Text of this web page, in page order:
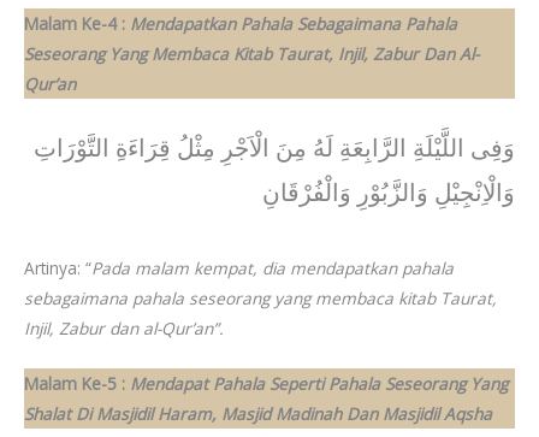
Malam Ke-4 : Mendapatkan Pahala Sebagaimana Pahala
Seseorang Yang Membaca Kitab Taurat, Injil, Zabur Dan Al-
Qur’an
وَفِى اللَّيْلَةِ الرَّابِعَةِ لَهُ مِنَ الْاَجْرِ مِثْلُ قِرَاءَةِ التَّوْرَاتِ
وَالْاِنْجِيْلِ وَالزَّبُوْرِ وَالْفُرْقَانِ
Artinya: “Pada malam kempat, dia mendapatkan pahala
sebagaimana pahala seseorang yang membaca kitab Taurat,
Injil, Zabur dan al-Qur’an”.
Malam Ke-5 : Mendapat Pahala Seperti Pahala Seseorang Yang
Shalat Di Masjidil Haram, Masjid Madinah Dan Masjidil Aqsha